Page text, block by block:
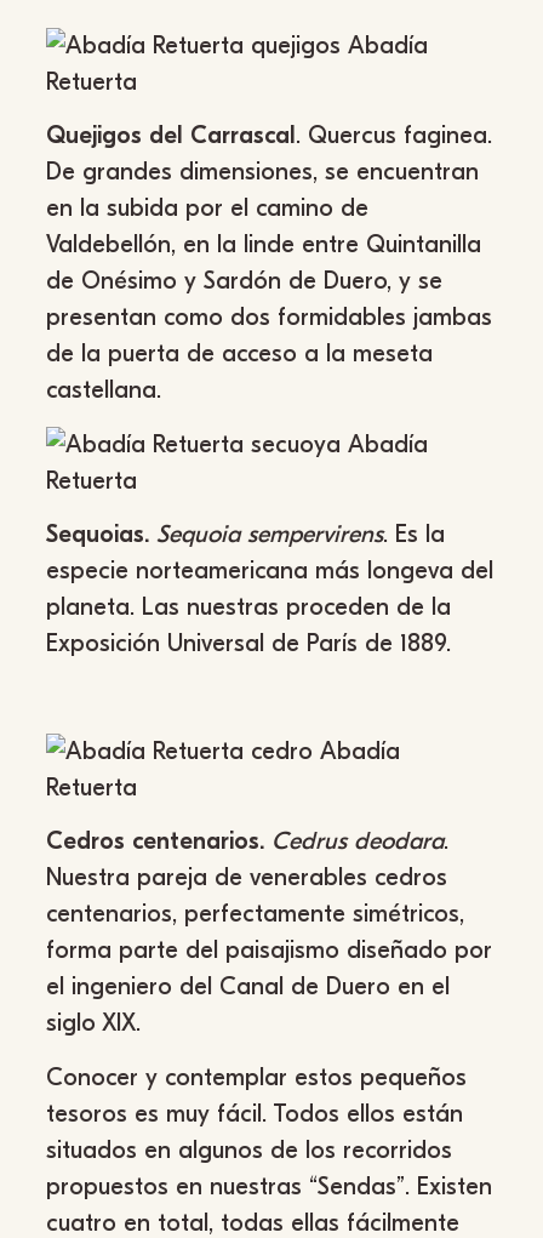
Quejigos del Carrascal . Quercus faginea.
De grandes dimensiones, se encuentran
en la subida por el camino de
Valdebellón, en la linde entre Quintanilla
de Onésimo y Sardón de Duero, y se
presentan como dos formidables jambas
de la puerta de acceso a la meseta
castellana.
Sequoias. Sequoia sempervirens. Es la
especie norteamericana más longeva del
planeta. Las nuestras proceden de la
Exposición Universal de París de 1889.
Cedros centenarios. Cedrus deodara.
Nuestra pareja de venerables cedros
centenarios, perfectamente simétricos,
forma parte del paisajismo diseñado por
el ingeniero del Canal de Duero en el
siglo XIX.
Conocer y contemplar estos pequeños
tesoros es muy fácil. Todos ellos están
situados en algunos de los recorridos
propuestos en nuestras “Sendas”. Existen
cuatro en total, todas ellas fácilmente